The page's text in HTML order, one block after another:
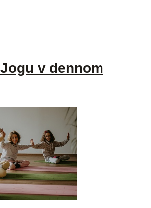
v dennom